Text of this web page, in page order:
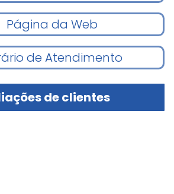
Página da Web
de Atendimento
de clientes